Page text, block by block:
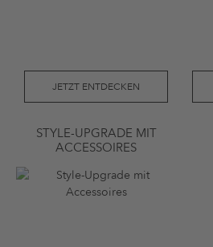
JETZT ENTDECKEN
STYLE-UPGRADE MIT
ACCESSOIRES